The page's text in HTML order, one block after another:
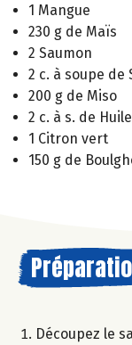
1 Mangue
230 g de Maïs
2 Saumon
2 c. à soupe de
200 g de Miso
2 c. à s. de
1 Citron vert
150 g de
Découpez le